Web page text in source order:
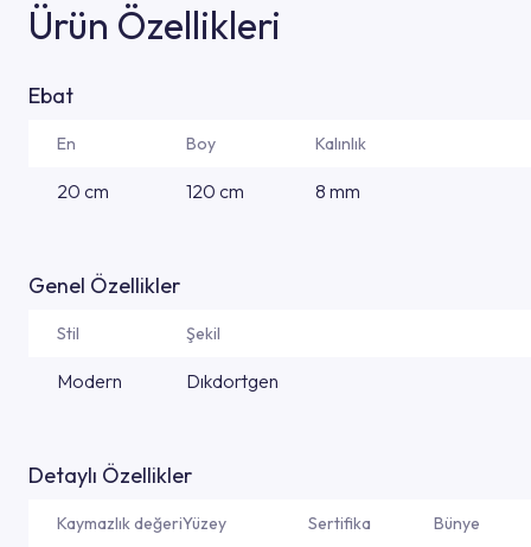
Ürün Özellikleri
Ebat
En Boy Kalınlık
20 cm 120 cm 8 mm
Genel Özellikler
Stil Şekil
Modern Dıkdortgen
Detaylı Özellikler
Kaymazlık değeriYüzey Sertifika Bünye